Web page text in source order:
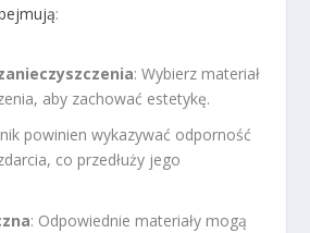
:
: Wybierz materiał
aby zachować estetykę.
powinien wykazywać odporność
co przedłuży jego
: Odpowiednie materiały mogą